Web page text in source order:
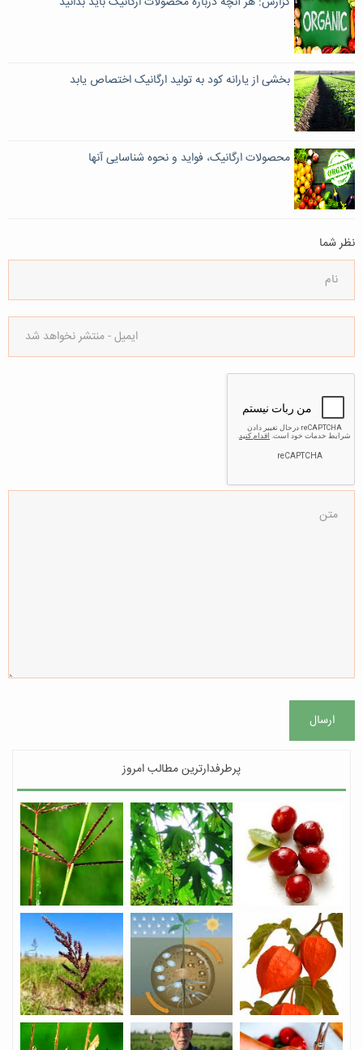
بخشی از یارانه کود به تولید ارگانیک اختصاص یابد
محصولات ارگانیک، فواید و نحوه‌ شناسایی آنها
نظر شما
ارسال
پرطرفدارترین مطالب امروز